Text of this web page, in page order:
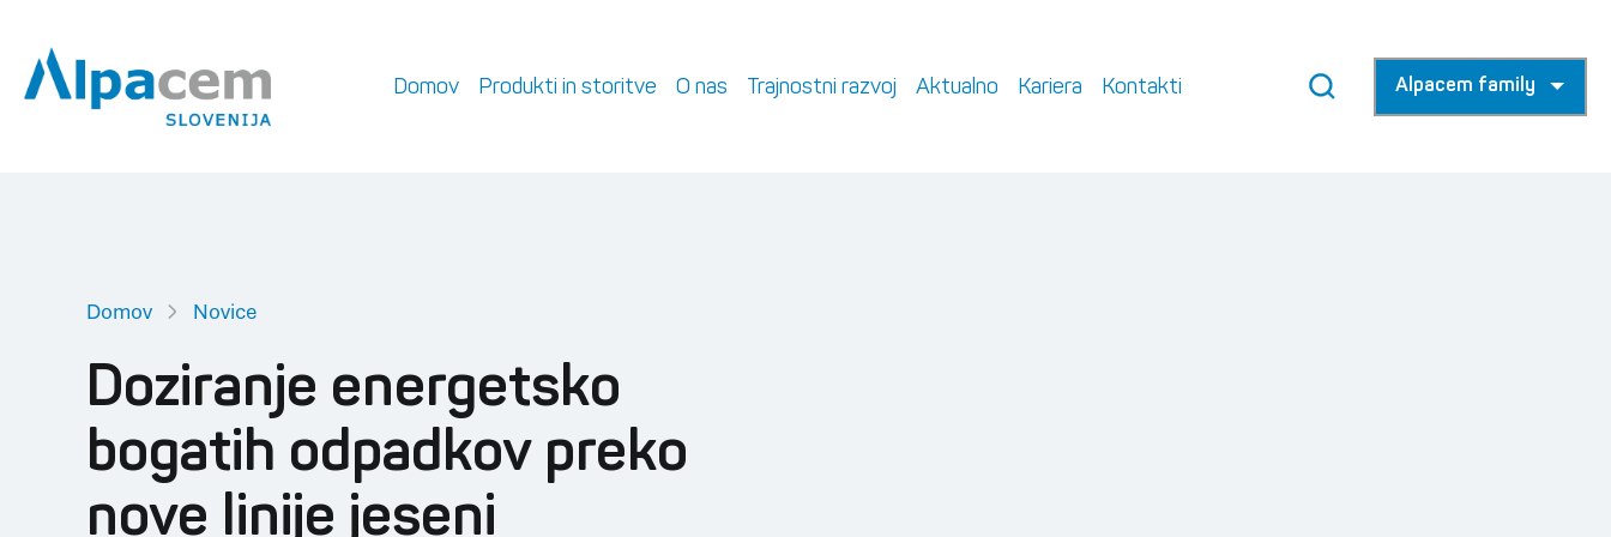
Domov Produkti in storitve O nas Trajnostni razvoj Aktualno Kariera Kontakti Alpacem family
Domov Novice
Doziranje energetsko
bogatih odpadkov preko
nove linije jeseni